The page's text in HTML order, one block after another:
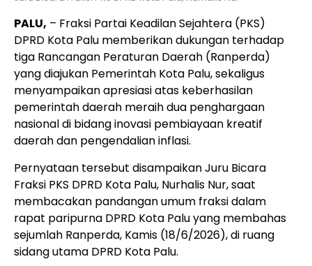
PALU, – Fraksi Partai Keadilan Sejahtera (PKS)
DPRD Kota Palu memberikan dukungan terhadap
tiga Rancangan Peraturan Daerah (Ranperda)
yang diajukan Pemerintah Kota Palu, sekaligus
menyampaikan apresiasi atas keberhasilan
pemerintah daerah meraih dua penghargaan
nasional di bidang inovasi pembiayaan kreatif
daerah dan pengendalian inflasi.
Pernyataan tersebut disampaikan Juru Bicara
Fraksi PKS DPRD Kota Palu, Nurhalis Nur, saat
membacakan pandangan umum fraksi dalam
rapat paripurna DPRD Kota Palu yang membahas
sejumlah Ranperda, Kamis (18/6/2026), di ruang
sidang utama DPRD Kota Palu.